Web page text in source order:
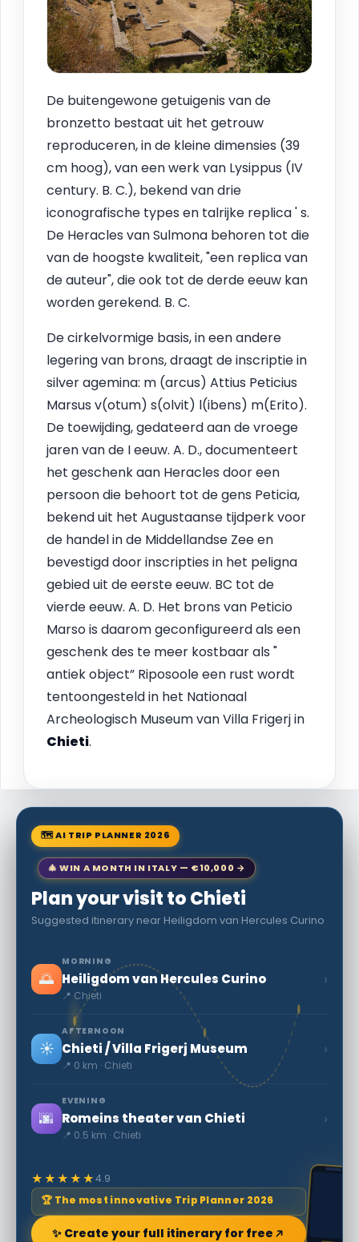
De buitengewone getuigenis van de
bronzetto bestaat uit het getrouw
reproduceren, in de kleine dimensies (39
cm hoog), van een werk van Lysippus (IV
century. B. C.), bekend van drie
iconografische types en talrijke replica ' s.
De Heracles van Sulmona behoren tot die
van de hoogste kwaliteit, "een replica van
de auteur", die ook tot de derde eeuw kan
worden gerekend. B. C.
De cirkelvormige basis, in een andere
legering van brons, draagt de inscriptie in
silver agemina: m (arcus) Attius Peticius
Marsus v(otum) s(olvit) l(ibens) m(Erito).
De toewijding, gedateerd aan de vroege
jaren van de I eeuw. A. D., documenteert
het geschenk aan Heracles door een
persoon die behoort tot de gens Peticia,
bekend uit het Augustaanse tijdperk voor
de handel in de Middellandse Zee en
bevestigd door inscripties in het peligna
gebied uit de eerste eeuw. BC tot de
vierde eeuw. A. D. Het brons van Peticio
Marso is daarom geconfigureerd als een
geschenk des te meer kostbaar als "
antiek object” Riposoole een rust wordt
tentoongesteld in het Nationaal
Archeologisch Museum van Villa Frigerj in
Chieti.
🗺 AI TRIP PLANNER 2026
🎄 WIN A MONTH IN ITALY — €10,000 →
Plan your visit to Chieti
Suggested itinerary near Heiligdom van Hercules Curino
🌅
MORNING
Heiligdom van Hercules Curino
📍 Chieti
›
☀️
AFTERNOON
Chieti / Villa Frigerj Museum
📍 0 km · Chieti
›
🌆
EVENING
Romeins theater van Chieti
📍 0.5 km · Chieti
›
★★★★★4.9
🏆 The most innovative Trip Planner 2026
✨ Create your full itinerary for free